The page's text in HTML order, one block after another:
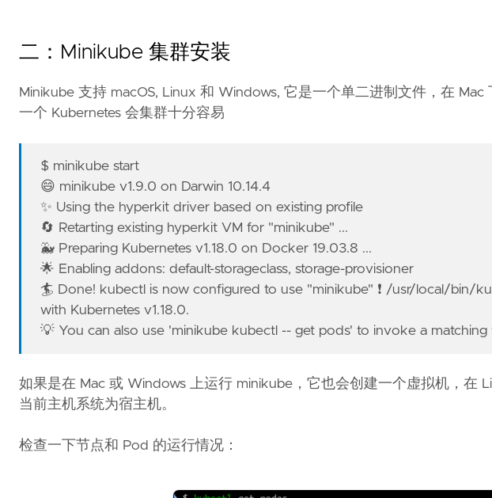
二：Minikube 集群安装
Minikube 支持 macOS, Linux 和 Windows, 它是一个单二进制文件，在 Mac
一个 Kubernetes 会集群十分容易
$ minikube start
😄 minikube v1.9.0 on Darwin 10.14.4
✨ Using the hyperkit driver based on existing profile
🔄 Retarting existing hyperkit VM for "minikube" ...
🐳 Preparing Kubernetes v1.18.0 on Docker 19.03.8 ...
🌟 Enabling addons: default-storageclass, storage-provisioner
🏄 Done! kubectl is now configured to use "minikube" ❗ /usr/local/bin/
with Kubernetes v1.18.0.
💡 You can also use 'minikube kubectl -- get pods' to invoke a matching
如果是在 Mac 或 Windows 上运行 minikube，它也会创建一个虚拟机，在
当前主机系统为宿主机。
检查一下节点和 Pod 的运行情况：